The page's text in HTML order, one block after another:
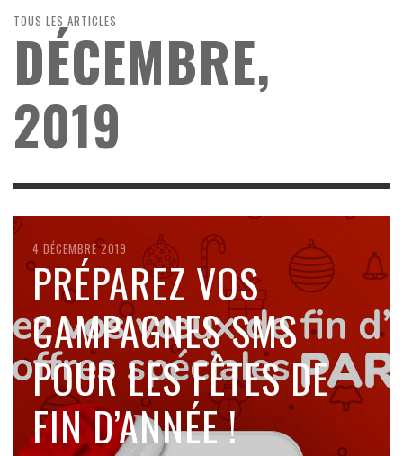
TOUS LES ARTICLES
DÉCEMBRE,
2019
4 DÉCEMBRE 2019
PRÉPAREZ VOS
CAMPAGNES SMS
POUR LES FÊTES DE
FIN D’ANNÉE !